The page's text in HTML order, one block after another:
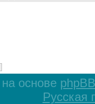
основе phpBB
Русская